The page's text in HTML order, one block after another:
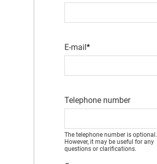
E-mail
Telephone number
The telephone number is optional.
However, it may be useful for any
questions or clarifications.